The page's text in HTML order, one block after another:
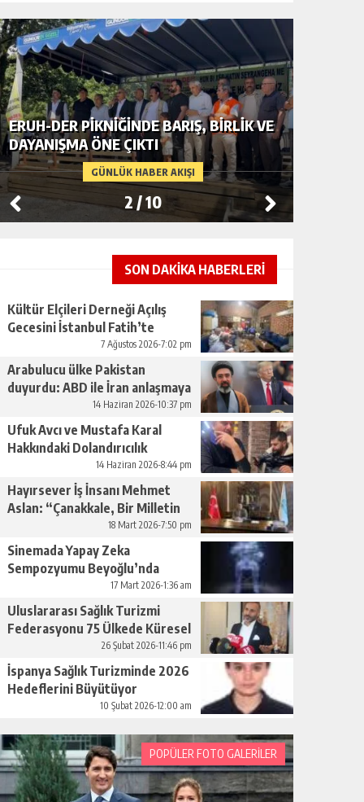
GÜNLÜK HABER AKIŞI
ERUH-DER PIKNIĞINDE BARIŞ, BIRLIK VE
DAYANIŞMA ÖNE ÇIKTI
2 /10
SON DAKİKA HABERLERİ
Kültür Elçileri Derneği Açılış
Gecesini İstanbul Fatih’te
7 Ağustos 2026-7:02 pm
Arabulucu ülke Pakistan
duyurdu: ABD ile İran anlaşmaya
14 Haziran 2026-10:37 pm
Ufuk Avcı ve Mustafa Karal
Hakkındaki Dolandırıcılık
İddiaları Büyüyor14 Haziran 2026-8:44 pm
Hayırsever İş İnsanı Mehmet
Aslan: “Çanakkale, Bir Milletin
Yeniden Doğuşudur”18 Mart 2026-7:50 pm
Sinemada Yapay Zeka
Sempozyumu Beyoğlu’nda
17 Mart 2026-1:36 am
Uluslararası Sağlık Turizmi
Federasyonu 75 Ülkede Küresel
26 Şubat 2026-11:46 pm
İspanya Sağlık Turizminde 2026
Hedeflerini Büyütüyor
10 Şubat 2026-12:00 am
POPÜLER FOTO GALERİLER